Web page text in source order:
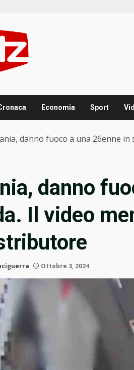
Economia Sport
danno fuoco a una 26enne
danno
Il video
Ottobre 3, 2024